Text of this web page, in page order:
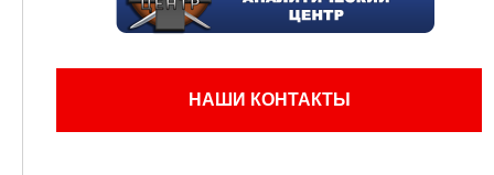
НАШИ КОНТАКТЫ